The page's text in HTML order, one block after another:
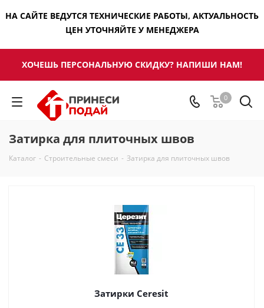
НА САЙТЕ ВЕДУТСЯ ТЕХНИЧЕСКИЕ РАБОТЫ, АКТУАЛЬНОСТЬ
ЦЕН УТОЧНЯЙТЕ У МЕНЕДЖЕРА
ХОЧЕШЬ ПЕРСОНАЛЬНУЮ СКИДКУ? НАПИШИ НАМ!
0
Затирка для плиточных швов
Каталог - Строительные смеси - Затирка для плиточных швов
Затирки Ceresit